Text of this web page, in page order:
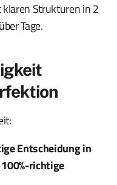
klaren Strukturen in 2
Tage.
Entscheidung in
richtige